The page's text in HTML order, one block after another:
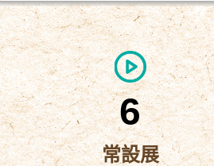
6
常設展